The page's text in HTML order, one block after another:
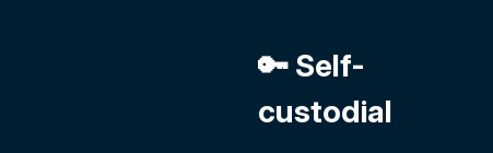
🔑 Self-
custodial